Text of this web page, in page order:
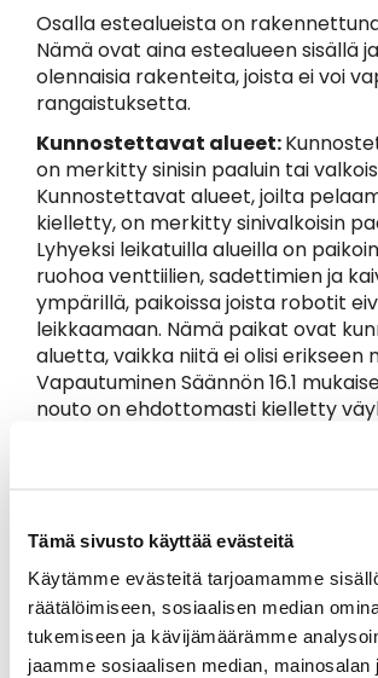
Tämä sivusto käyttää evästeitä
Käytämme evästeitä tarjoamamme
räätälöimiseen, sosiaalisen median
tukemiseen ja kävijämäärämme
jaamme sosiaalisen median, mainosalan
Osalla estealueista on
Nämä ovat aina estealueen sisällä
olennaisia rakenteita, joista ei voi
rangaistuksetta.
Kunnostettavat alueet:
on merkitty sinisin paaluin tai
Kunnostettavat alueet, joilta
kielletty, on merkitty sinivalkoisin
Lyhyeksi leikatuilla alueilla on
ruohoa venttiilien, sadettimien ja
ympärillä, paikoissa joista robotit
leikkaamaan. Nämä paikat ovat
aluetta, vaikka niitä ei olisi erikseen
Vapautuminen Säännön 16.1
nouto on ehdottomasti kielletty
vieressä olevalta peltoalueelta
kielletty, on merkitty sinivalkoisin
Turvallisuussyistä näillä alueilla
välttää. Jos alue on yleisellä
vapaudutaan lähimpään
ilman rangaistusta. Jos alue on
(kuten väylä 2 oikea reuna), pelaaja